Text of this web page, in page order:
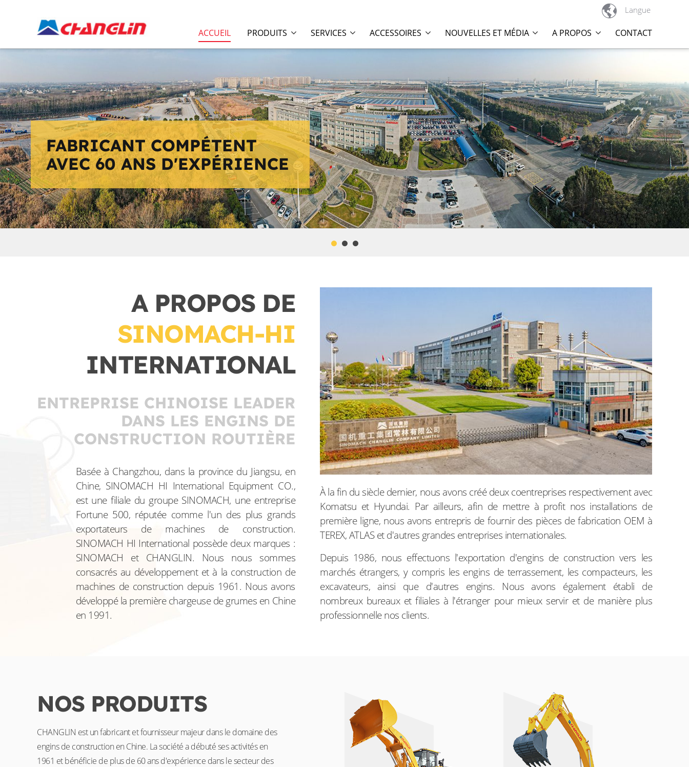
 Langue
ACCUEIL PRODUITS SERVICES ACCESSOIRES NOUVELLES ET MÉDIA A PROPOS CONTACT
FABRICANT COMPÉTENT
AVEC60ANS D'EXPÉRIENCE
A PROPOS DE
SINOMACH-HI
INTERNATIONAL
ENTREPRISE CHINOISE LEADER
DANS LES ENGINS DE
CONSTRUCTION ROUTIÈRE
Basée à Changzhou, dans la province du Jiangsu, en
Chine, SINOMACH HI International Equipment CO.,
est une filiale du groupe SINOMACH, une entreprise
Fortune 500, réputée comme l'un des plus grands
exportateurs de machines de construction.
SINOMACH HI International possède deux marques :
SINOMACH et CHANGLIN. Nous nous sommes
consacrés au développement et à la construction de
machines de construction depuis 1961. Nous avons
développé la première chargeuse de grumes en Chine
en 1991.
À la fin du siècle dernier, nous avons créé deux coentreprises respectivement avec
Komatsu et Hyundai. Par ailleurs, afin de mettre à profit nos installations de
première ligne, nous avons entrepris de fournir des pièces de fabrication OEM à
TEREX, ATLAS et d'autres grandes entreprises internationales.
Depuis 1986, nous effectuons l'exportation d'engins de construction vers les
marchés étrangers, y compris les engins de terrassement, les compacteurs, les
excavateurs, ainsi que d'autres engins. Nous avons également établi de
nombreux bureaux et filiales à l'étranger pour mieux servir et de manière plus
professionnelle nos clients.
NOS PRODUITS
CHANGLIN est un fabricant et fournisseur majeur dans le domaine des
engins de construction en Chine. La société a débuté ses activités en
1961 et bénéficie de plus de 60 ans d'expérience dans le secteur des